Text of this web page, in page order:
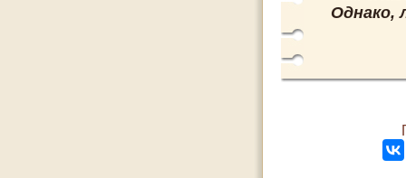
Однако,